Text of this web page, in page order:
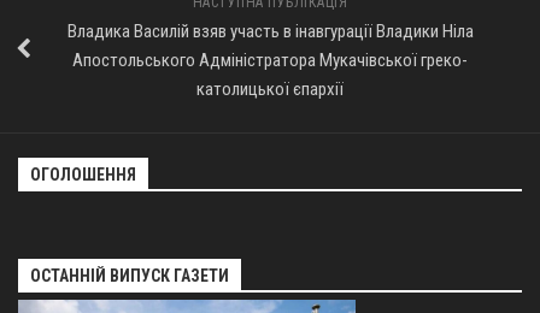
Владика Василій взяв участь в інавгурації Владики Ніла
Апостольського Адміністратора Мукачівської греко-
католицької єпархії
ОГОЛОШЕННЯ
ОСТАННІЙ ВИПУСК ГАЗЕТИ